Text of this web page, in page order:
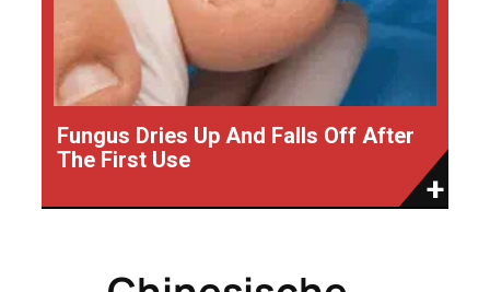
Fungus Dries Up And Falls Off After
The First Use